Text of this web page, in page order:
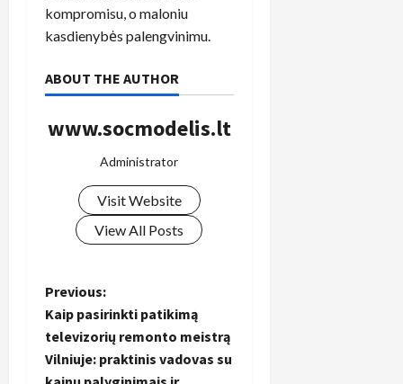
kompromisu, o maloniu
kasdienybės palengvinimu.
ABOUT THE AUTHOR
www.socmodelis.lt
Administrator
Visit Website
View All Posts
P
o
s
Previous:
Kaip pasirinkti patikimą
televizorių remonto meistrą
Vilniuje: praktinis vadovas su